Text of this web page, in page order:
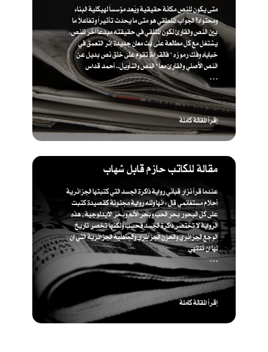
متى يكون للنص مكانة حقيقية ويُعد مؤسساً لهيكلية البناء
ومحتواه؟ الجواب المنطقي هو متى ما يحدث تأثيراً وتفاعلاً ما
بين النص والقارئ لكون المتلقي في حقيقته مبدعاً آخر للنص،
يشتغل مع كل مطالعة على بث معان جديدة إثر التعمق في
خباياه وفك رموزه " فالقراءة تقوم على خلق نص بديل عن
النص الأصلي والقارئ معاً " ​النص والتأويل.. أحمد قداس
. . .
إقرأ المقالة كاملة
مقالة للكاتب حازم قابل شهاب
عندما قرأ نزار قباني رواية ذاكرة الجسد التي كتبتها الجزائرية
أحلام مستغانمي قال : انها ولله رواية مجنونة كقصيدة كتبت
على كل البحور بحر الحب وبحر الألم وبحر الايدلوجية , هذه
الرواية لا تختصر ذاكرة الجسد فحسب ولكنها تخصر تاريخ
الوجع الجزائري والحزن الجزائري والجاهلية الجزائرية التي ان
لها ان تنتهي
. . .
إقرأ المقالة كاملة